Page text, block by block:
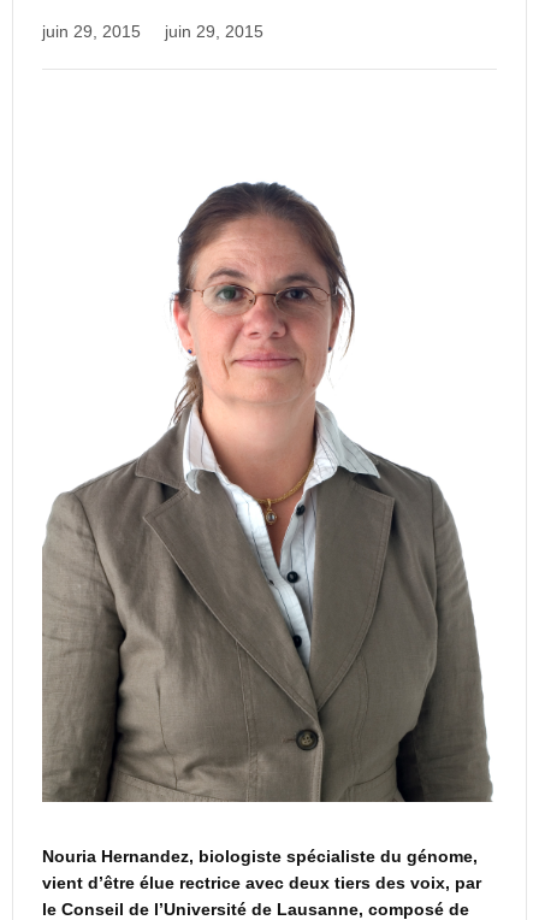
juin 29, 2015 juin 29, 2015
Nouria Hernandez, biologiste spécialiste du génome,
vient d’être élue rectrice avec deux tiers des voix, par
le Conseil de l’Université de Lausanne, composé de